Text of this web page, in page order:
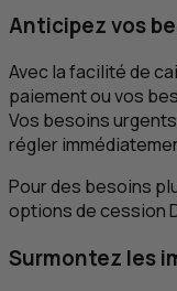
Anticipez vos
Avec la facilité de
paiement ou vos
Vos besoins
régler
Pour des besoins
options de cession
Surmontez les